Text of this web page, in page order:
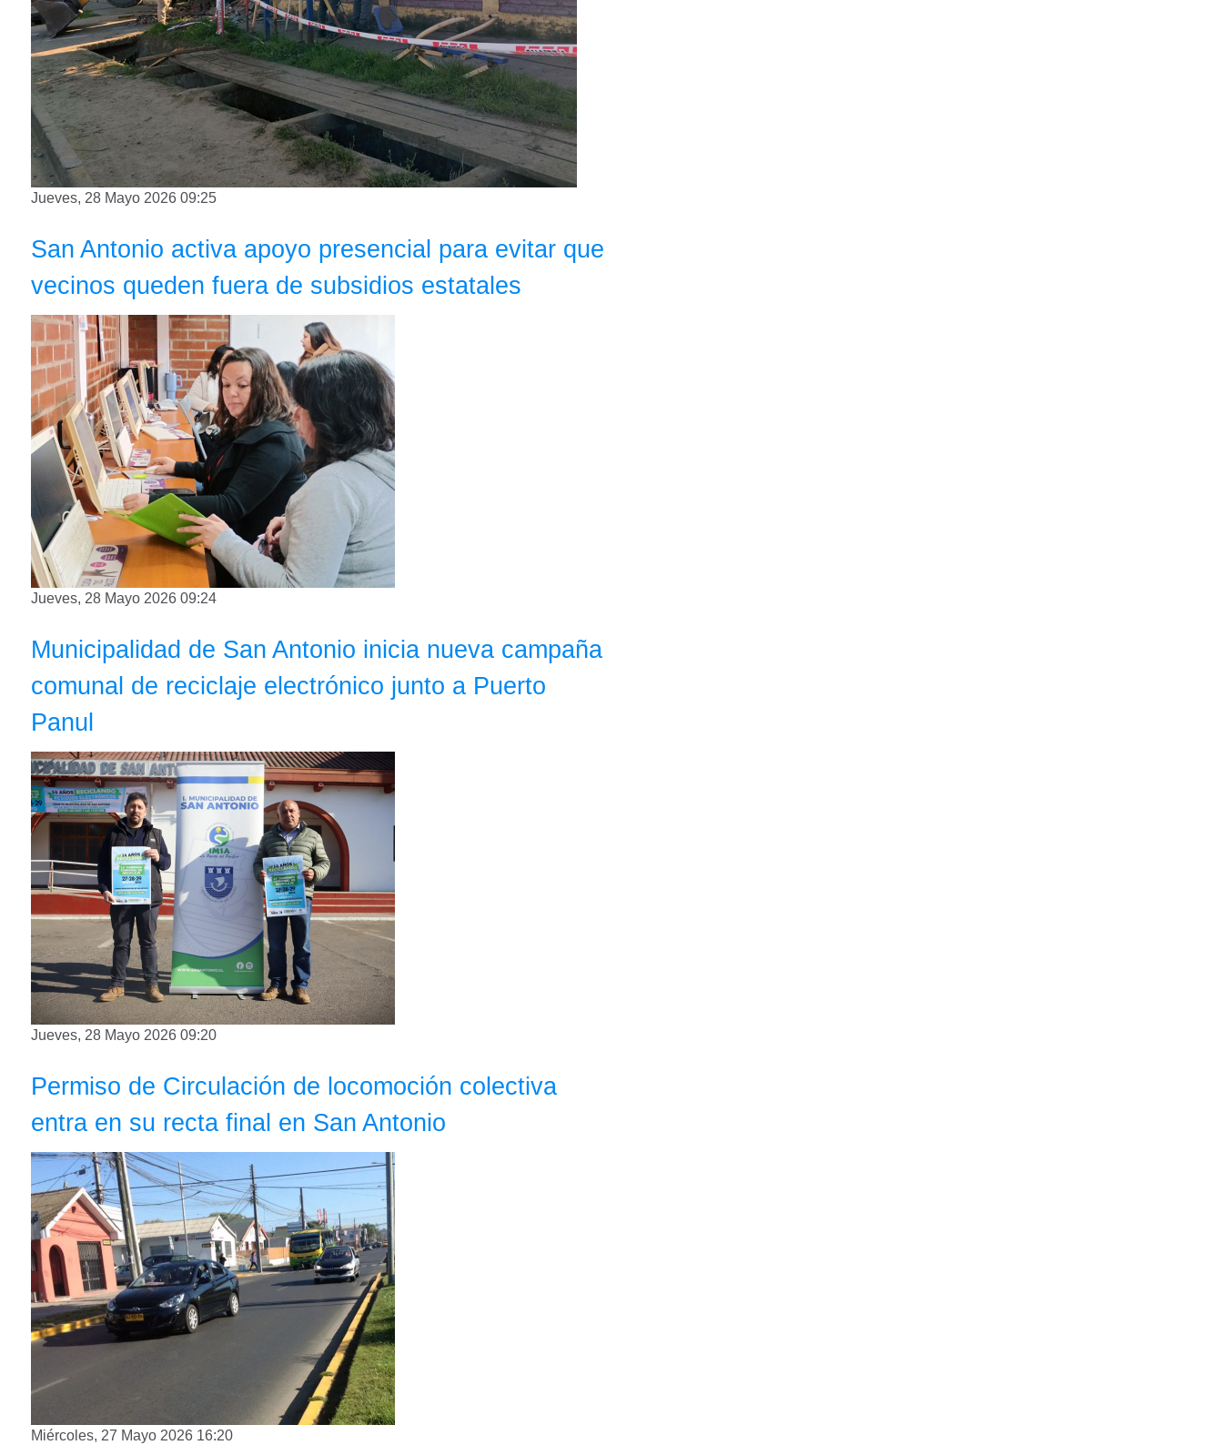
Jueves, 28 Mayo 2026 09:25
San Antonio activa apoyo presencial para evitar que
vecinos queden fuera de subsidios estatales
Jueves, 28 Mayo 2026 09:24
Municipalidad de San Antonio inicia nueva campaña
comunal de reciclaje electrónico junto a Puerto
Panul
Jueves, 28 Mayo 2026 09:20
Permiso de Circulación de locomoción colectiva
entra en su recta final en San Antonio
Miércoles, 27 Mayo 2026 16:20